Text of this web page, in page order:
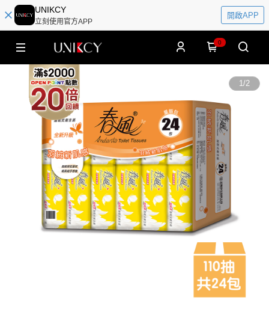
UNIKCY
立刻使用官方APP
開啟APP
0
1/2